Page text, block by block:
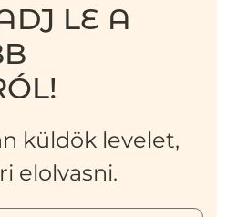
LE A
küldök levelet,
elolvasni.